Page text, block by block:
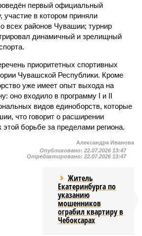
первый официальный
участие в котором приняли
всех районов Чувашии; турнир
динамичный и зрелищный
приоритетных спортивных
Чувашской Республики. Кроме
уже имеет опыт выхода на
оно входило в программу I и II
видов единоборств, которые
что говорит о расширении
этой борьбе за пределами региона.
Александра Иванова
Опубликовано: 22.07.2026 13:47
Отредактировано: 22.07.2026 13:47
Житель
Екатеринбурга по
указанию
мошенников
ограбил квартиру в
Чебоксарах